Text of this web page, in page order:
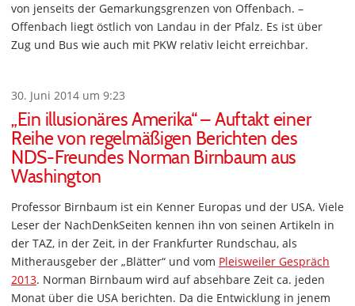
von jenseits der Gemarkungsgrenzen von Offenbach. –
Offenbach liegt östlich von Landau in der Pfalz. Es ist über
Zug und Bus wie auch mit PKW relativ leicht erreichbar.
30. Juni 2014 um 9:23
„Ein illusionäres Amerika“ – Auftakt einer
Reihe von regelmäßigen Berichten des
NDS-Freundes Norman Birnbaum aus
Washington
Professor Birnbaum ist ein Kenner Europas und der USA. Viele
Leser der NachDenkSeiten kennen ihn von seinen Artikeln in
der TAZ, in der Zeit, in der Frankfurter Rundschau, als
Mitherausgeber der „Blätter“ und vom Pleisweiler Gespräch
2013. Norman Birnbaum wird auf absehbare Zeit ca. jeden
Monat über die USA berichten. Da die Entwicklung in jenem